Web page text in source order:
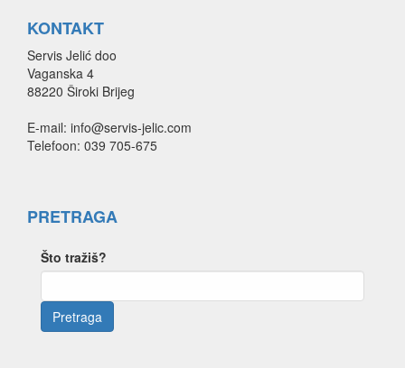
KONTAKT
Servis Jelić doo
Vaganska 4
88220 Široki Brijeg
E-mail: info@servis-jelic.com
Telefoon: 039 705-675
PRETRAGA
Što tražiš?